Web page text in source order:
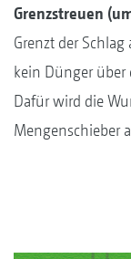
Grenzstreuen
Grenzt der
kein Dünger über
Dafür wird die
Mengenschieber